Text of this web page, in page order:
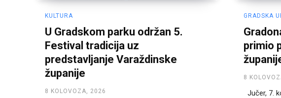
KULTURA
U Gradskom parku održan 5.
Festival tradicija uz
predstavljanje Varaždinske
županije
8 KOLOVOZA, 2026
GRADSKA
primio
8
Jučer, 7.